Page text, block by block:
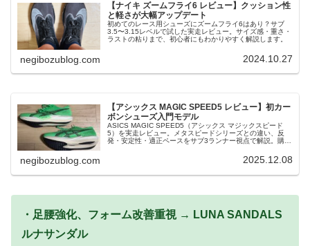
【ナイキ ズームフライ6 レビュー】クッション性
と軽さが大幅アップデート
初めてのレース用シューズにズームフライ6はあり？サブ
3.5〜3.15レベルで試した実走レビュー。サイズ感・重さ・
ラストの粘りまで、初心者にもわかりやすく解説します。
negibozublog.com 2024.10.27
【アシックス MAGIC SPEED5 レビュー】初カー
ボンシューズ入門モデル
ASICS MAGIC SPEED5（アシックス マジックスピード
5）を実走レビュー。メタスピードシリーズとの違い、反
発・安定性・適正ペースをサブ3ランナー視点で解説。購入
negibozublog.com 2025.12.08
・足腰強化、フォーム改善重視 → LUNA SANDALS
ルナサンダル